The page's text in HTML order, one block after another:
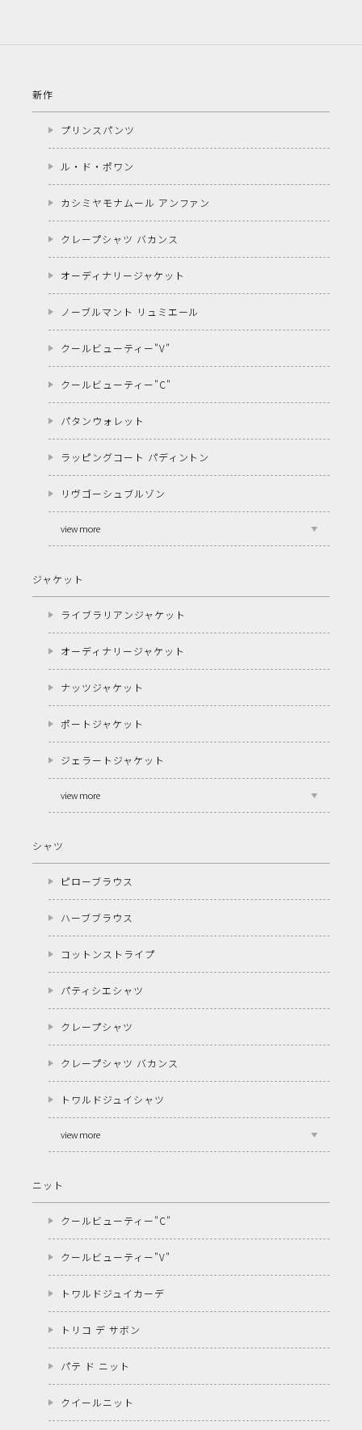
新作
プリンスパンツ
ル・ド・ポワン
カシミヤモナムール アンファン
クレープシャツ バカンス
オーディナリージャケット
ノーブルマント リュミエール
クールビューティー"V"
クールビューティー"C"
パタンウォレット
ラッピングコート パディントン
リヴゴーシュブルゾン
view more
ジャケット
ライブラリアンジャケット
オーディナリージャケット
ナッツジャケット
ポートジャケット
ジェラートジャケット
view more
シャツ
ピローブラウス
ハーブブラウス
コットンストライプ
パティシエシャツ
クレープシャツ
クレープシャツ バカンス
トワルドジュイシャツ
view more
ニット
クールビューティー"C"
クールビューティー"V"
トワルドジュイカーデ
トリコ デ サボン
パテ ド ニット
クイールニット